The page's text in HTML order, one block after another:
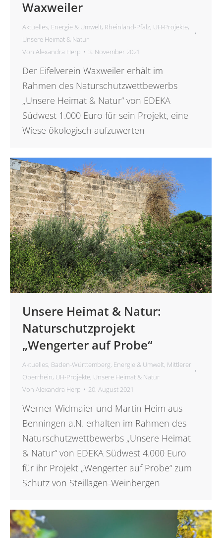
Waxweiler
Aktuelles, Energie & Umwelt, Rheinland-Pfalz, UH-Projekte,
Unsere Heimat & Natur
Von Alexandra Herp 3. November 2021
Der Eifelverein Waxweiler erhält im
Rahmen des Naturschutzwettbewerbs
„Unsere Heimat & Natur“ von EDEKA
Südwest 1.000 Euro für sein Projekt, eine
Wiese ökologisch aufzuwerten
Unsere Heimat & Natur:
Naturschutzprojekt
„Wengerter auf Probe“
Aktuelles, Baden-Württemberg, Energie & Umwelt, Mittlerer
Oberrhein, UH-Projekte, Unsere Heimat & Natur
Von Alexandra Herp 20. August 2021
Werner Widmaier und Martin Heim aus
Benningen a.N. erhalten im Rahmen des
Naturschutzwettbewerbs „Unsere Heimat
& Natur“ von EDEKA Südwest 4.000 Euro
für ihr Projekt „Wengerter auf Probe“ zum
Schutz von Steillagen-Weinbergen